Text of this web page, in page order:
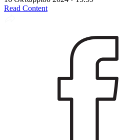
Read Content